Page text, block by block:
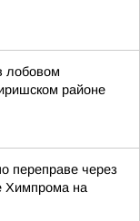
лобовом
районе
переправе через
Химпрома на